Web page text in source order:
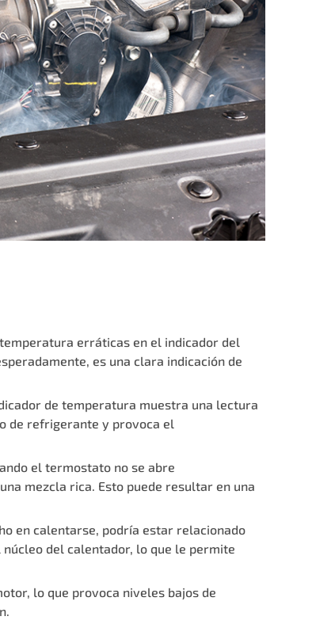
erráticas en el indicador del
es una clara indicación de
de temperatura muestra una lectura
de refrigerante y provoca el
el termostato no se abre
mezcla rica. Esto puede resultar en una
en calentarse, podría estar relacionado
del calentador, lo que le permite
lo que provoca niveles bajos de